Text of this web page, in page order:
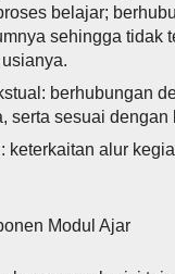
belajar;
sehingga tidak
berhubungan
serta sesuai
keterkaitan alur
Modul Ajar